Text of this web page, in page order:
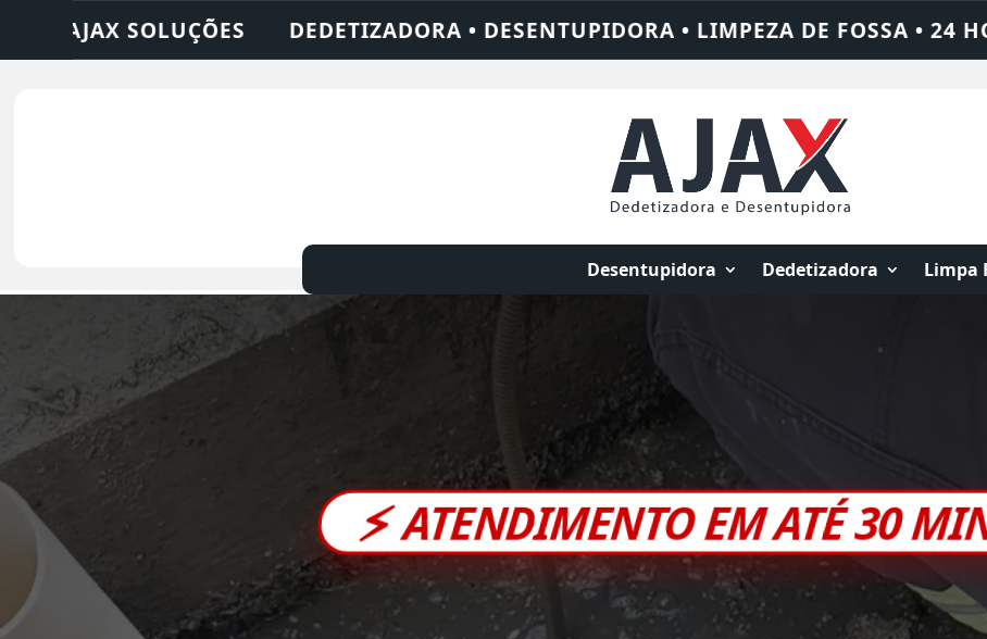
• DESENTUPIDORA • LIMPEZA DE FOSSA • 24 HORAS • CHAME QUEM RESOLVE:
Desentupidora Dedetizadora Limpa
⚡ATENDIMENTO EM ATÉ 30